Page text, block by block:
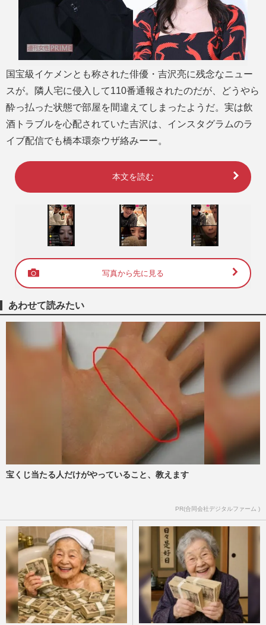
国宝級イケメンとも称された俳優・吉沢亮に残念なニュー
スが。隣人宅に侵入して110番通報されたのだが、どうやら
酔っ払った状態で部屋を間違えてしまったようだ。実は飲
酒トラブルを心配されていた吉沢は、インスタグラムのラ
イブ配信でも橋本環奈ウザ絡みーー。
本文を読む
写真から先に見る
あわせて読みたい
宝くじ当たる人だけがやっていること、教えます
PR(合同会社デジタルファーム )